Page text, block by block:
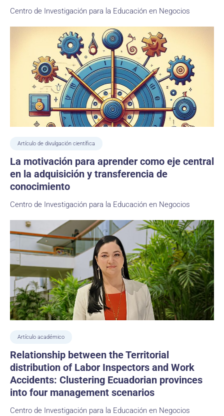
Centro de Investigación para la Educación en Negocios
Artículo de divulgación científica
La motivación para aprender como eje central
en la adquisición y transferencia de
conocimiento
Centro de Investigación para la Educación en Negocios
Artículo académico
Relationship between the Territorial
distribution of Labor Inspectors and Work
Accidents: Clustering Ecuadorian provinces
into four management scenarios
Centro de Investigación para la Educación en Negocios